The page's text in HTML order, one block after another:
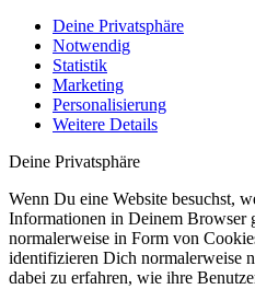
Deine Privatsphäre
Notwendig
Statistik
Marketing
Personalisierung
Weitere Details
Deine Privatsphäre
Wenn Du eine Website besuchst,
Informationen in Deinem Browser
normalerweise in Form von
identifizieren Dich normalerweise
dabei zu erfahren, wie ihre